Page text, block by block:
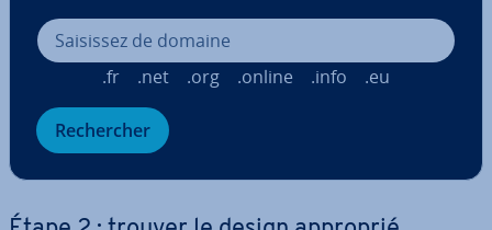
.fr .net .org .online .info .eu
Re­cher­cher